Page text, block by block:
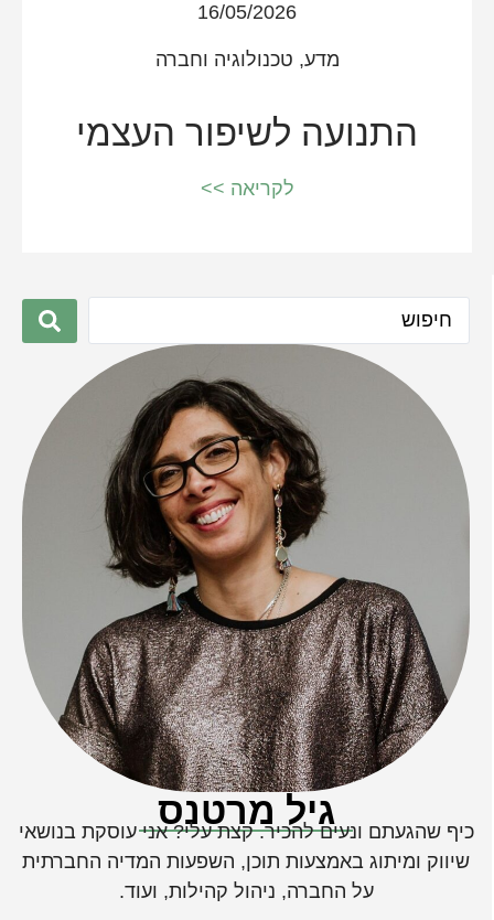
16/05/2026
מדע, טכנולוגיה וחברה
התנועה לשיפור העצמי
לקריאה >>
גיל מרטנס
כיף שהגעתם ונעים להכיר. קצת עלי? אני עוסקת בנושאי
שיווק ומיתוג באמצעות תוכן, השפעות המדיה החברתית
על החברה, ניהול קהילות, ועוד.